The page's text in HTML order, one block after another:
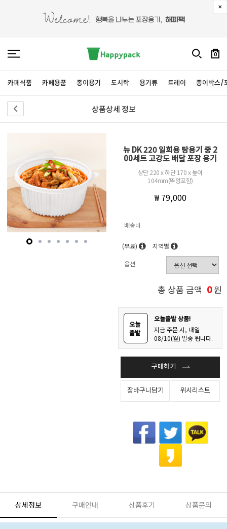
0
카페식품 카페용품 종이용기 도시락 용기류 트레이 종이박스/
상품상세 정보
뉴 DK 220 일회용 탕용기 중 2
00세트 고강도 배달 포장 용기
상단 220 x 하단 170 x 높이
104mm(뚜껑포함)
₩ 79,000
배송비
(무료) 지역별
옵션
총 상품 금액 0원
오늘
출발
오늘출발 상품!
지금 주문 시, 내일
08/10(월) 발송 됩니다.
구매하기
장바구니담기 위시리스트
상세정보 구매안내 상품후기 상품문의